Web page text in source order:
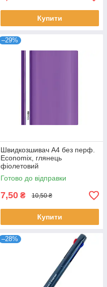
Купити
–29%
Швидкозшивач А4 без перф.
Economix, глянець
фіолетовий
Готово до відправки
7,50 ₴ 10,50 ₴
Купити
–28%